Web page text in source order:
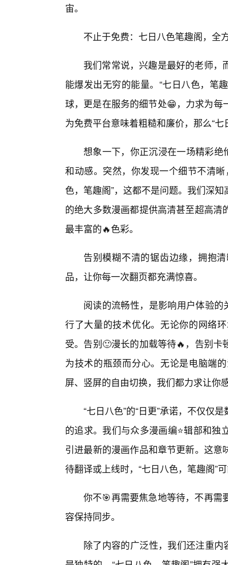
宙。
不止于免费：七日八色笔趣阁，全
我们常常说，兴趣是最好的老师
能爆发出无穷的能量。“七日八色，笔
球，更是在服务的细节处😁，力求为
为免费平台意味着粗糙和廉价，那么“
想象一下，你正沉浸在一场精彩绝
和动感。突然，你发现一个细节不清
色，笔趣阁”，这都不是问题。我们深
的绝大多数漫画都提供高清甚至超高
最丰富的🔥色彩。
告别模糊不清的锯齿边缘，拥抱
品，让你每一次翻页都充满惊喜。
阅读的流畅性，是影响用户体验的
行了大量的技术优化。无论你的网络
受。告别🙂漫长的加载等待🔥，告别
为技术的瓶颈而分心。无论是电脑端
屏、竖屏的自由切换，我们都力求让你
“七日八色”的“日更”承诺，不仅仅
的追求。我们与众多漫画编⭐辑部和
引进最新的漫画作品和章节更新。这
待翻译或上线时，“七日八色，笔趣阁”
你不🎯再需要焦急地等待，不再需
容保持同步。
除了内容的广泛性，我们还注重内